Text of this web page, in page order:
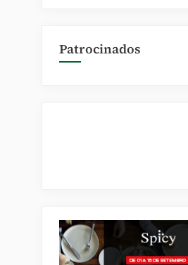
Patrocinados